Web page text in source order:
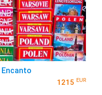
1215 EUR